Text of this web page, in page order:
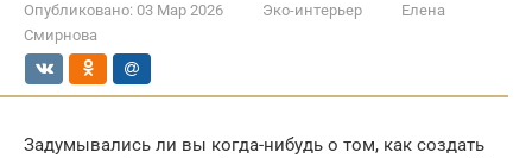
Опубликовано: 03 Мар 2026 Эко-интерьер
Елена
Смирнова
Задумывались ли вы когда-нибудь о том, как создать